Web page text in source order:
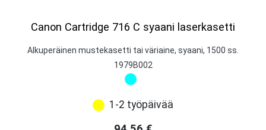
Canon Cartridge 716 C syaani laserkasetti
Alkuperäinen mustekasetti tai väriaine, syaani, 1500 ss.
1979B002
1-2 työpäivää